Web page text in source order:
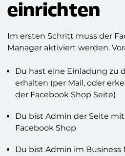
einrichten
Im ersten Schritt muss der
Manager aktiviert werden.
Du hast eine Einladung zu
erhalten (per Mail, oder
der Facebook Shop Seite)
Du bist Admin der Seite
Facebook Shop
Du bist Admin im Business